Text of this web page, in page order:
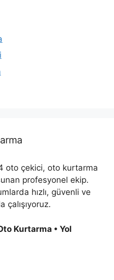
oto çekici, oto kurtarma
profesyonel ekip.
hızlı, güvenli ve
çalışıyoruz.
Kurtarma • Yol